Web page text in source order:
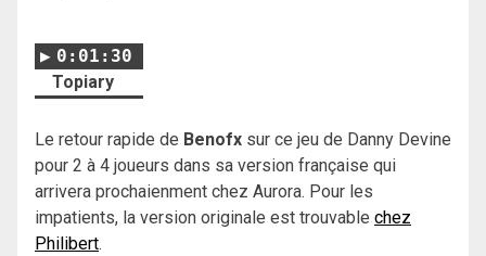
0:01:30
Topiary
Le retour rapide de Benofx sur ce jeu de Danny Devine
pour 2 à 4 joueurs dans sa version française qui
arrivera prochaienment chez Aurora. Pour les
impatients, la version originale est trouvable chez
Philibert.